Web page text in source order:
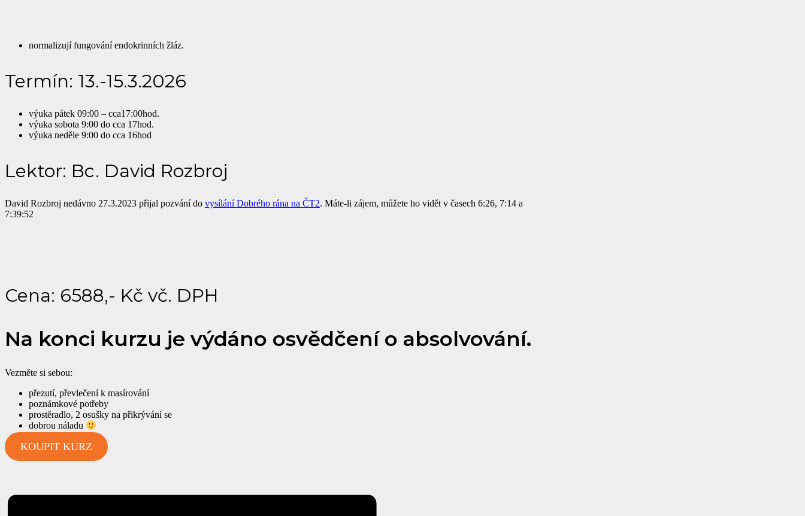
normalizují fungování endokrinních žláz.
Termín: 13.-15.3.2026
výuka pátek 09:00 – cca17:00hod.
výuka sobota 9:00 do cca 17hod.
výuka neděle 9:00 do cca 16hod
Lektor: Bc. David Rozbroj
David Rozbroj nedávno 27.3.2023 přijal pozvání do vysílání Dobrého rána na ČT2. Máte-li zájem, můžete ho vidět v časech 6:26, 7:14 a
7:39:52
Cena: 6588,- Kč vč. DPH
Na konci kurzu je výdáno osvědčení o absolvování.
Vezměte si sebou:
přezutí, převlečení k masírování
poznámkové potřeby
prostěradlo, 2 osušky na přikrývání se
dobrou náladu
KOUPIT KURZ